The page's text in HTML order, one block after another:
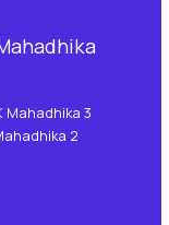
Mahadhika 3
2